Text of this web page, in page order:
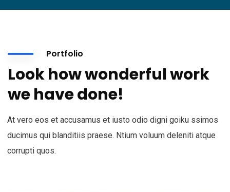
Portfolio
Look how wonderful work
we have done!
At vero eos et accusamus et iusto odio digni goiku ssimos
ducimus qui blanditiis praese. Ntium voluum deleniti atque
corrupti quos.